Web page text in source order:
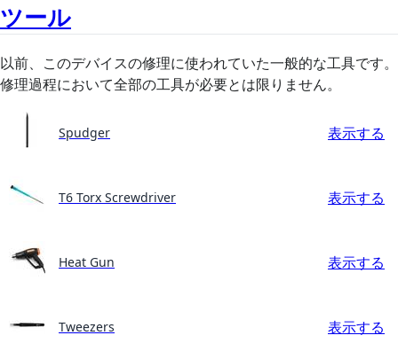
ツール
以前、このデバイスの修理に使われていた一般的な工具です。
修理過程において全部の工具が必要とは限りません。
Spudger 表示する
T6 Torx Screwdriver 表示する
Heat Gun 表示する
Tweezers 表示する